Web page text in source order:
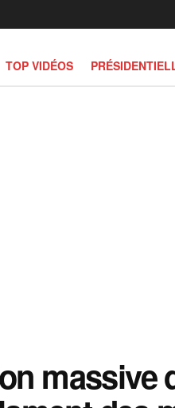
TOP VIDÉOS
massive